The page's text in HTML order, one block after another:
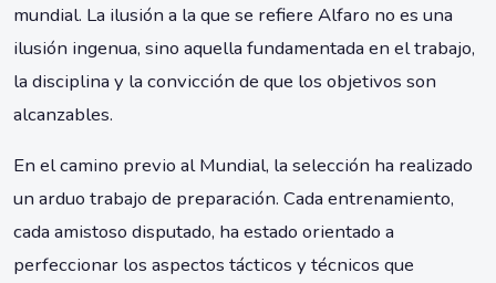
mundial. La ilusión a la que se refiere Alfaro no es una
ilusión ingenua, sino aquella fundamentada en el trabajo,
la disciplina y la convicción de que los objetivos son
alcanzables.
En el camino previo al Mundial, la selección ha realizado
un arduo trabajo de preparación. Cada entrenamiento,
cada amistoso disputado, ha estado orientado a
perfeccionar los aspectos tácticos y técnicos que